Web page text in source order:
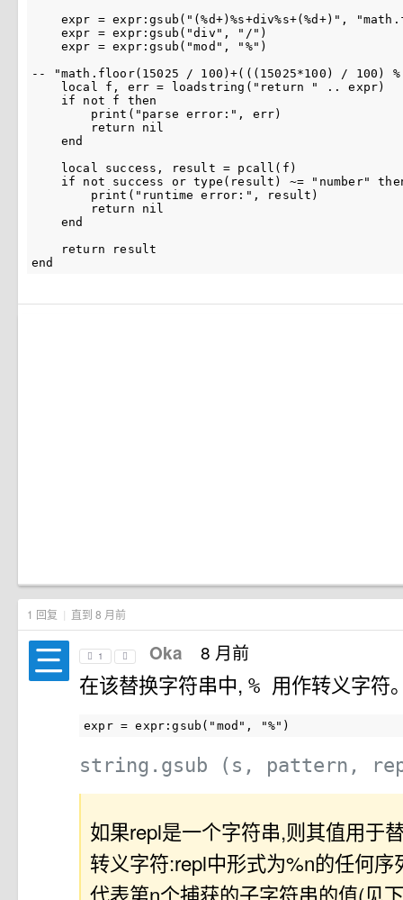
expr = expr:gsub("(%d+)%s+div%s+(%d+)",
    expr = expr:gsub("div", "/")
    expr = expr:gsub("mod", "%")
-- "math.floor(15025 / 100)+(((15025*100) / 100) %
    local f, err = loadstring("return " .. expr)
    if not f then
        print("parse error:", err)
        return nil
    end
    local success, result = pcall(f)
if not success or type(result) ~= "number"
        print("runtime error:", result)
        return nil
    end
    return result
1 回复 | 直到 8 月前
1 Oka 8 月前
在该替换字符串中, % 用作转义字符
string.gsub (s, pattern,
如果repl是一个字符串,则其值用于
转义字符:repl中形式为%n的任何序
代表第n个捕获的子字符串的值(见